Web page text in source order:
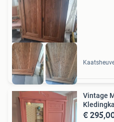
Vintage
€